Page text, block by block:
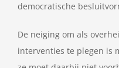
democratische
De neiging om als
interventies te plegen is